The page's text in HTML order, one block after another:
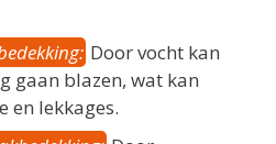
Door vocht kan
gaan blazen, wat kan
en lekkages.